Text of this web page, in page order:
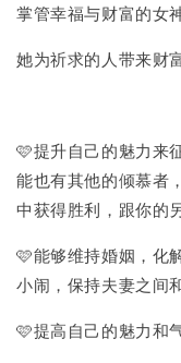
掌‮幸管‬福与
她为祈求的人带来财
🩷提升自己的魅力来
能也有其他的倾慕者
中获得胜利，跟你的
🩷能够维持婚姻，化
小闹，保持夫妻之间
🩷提高自己的魅力和